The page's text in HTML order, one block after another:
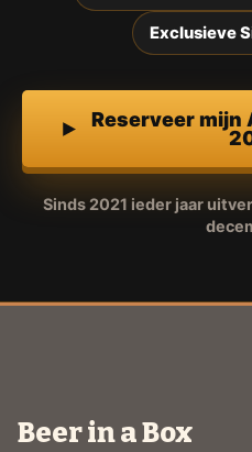
Exclusieve
Reserveer mijn
Sinds 2021 ieder jaar
Beer in a Box